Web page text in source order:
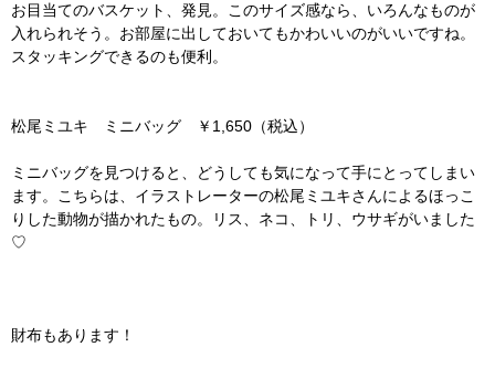
お目当てのバスケット、発見。このサイズ感なら、いろんなものが
入れられそう。お部屋に出しておいてもかわいいのがいいですね。
スタッキングできるのも便利。
松尾ミユキ ミニバッグ ￥1,650（税込）
ミニバッグを見つけると、どうしても気になって手にとってしまい
ます。こちらは、イラストレーターの松尾ミユキさんによるほっこ
りした動物が描かれたもの。リス、ネコ、トリ、ウサギがいました
♡
財布もあります！